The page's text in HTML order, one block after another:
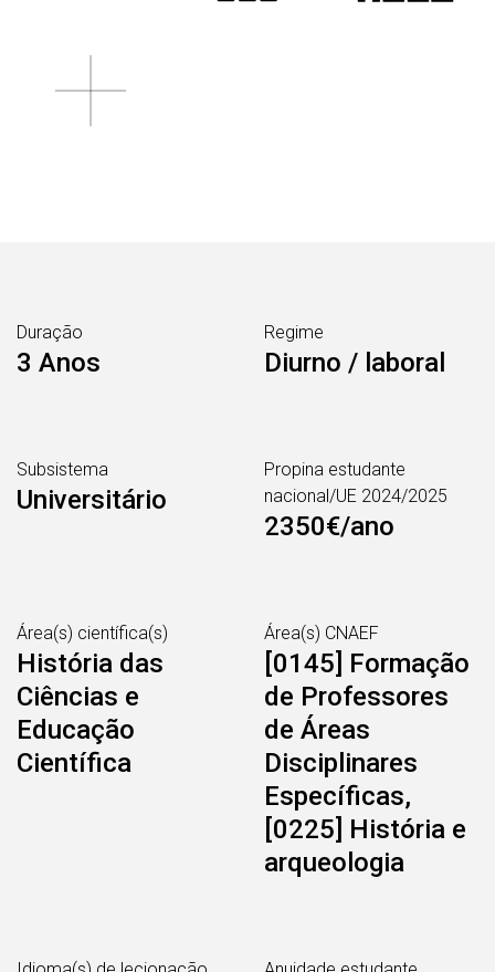
Duração
3 Anos
Regime
Diurno / laboral
Subsistema
Universitário
Propina estudante
nacional/UE 2024/2025
2350€/ano
Área(s) científica(s)
História das
Ciências e
Educação
Científica
Área(s) CNAEF
[0145] Formação
de Professores
de Áreas
Disciplinares
Específicas,
[0225] História e
arqueologia